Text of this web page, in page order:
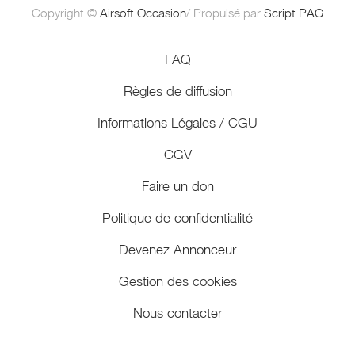
Copyright © Airsoft Occasion/ Propulsé par Script PAG
FAQ
Règles de diffusion
Informations Légales / CGU
CGV
Faire un don
Politique de confidentialité
Devenez Annonceur
Gestion des cookies
Nous contacter